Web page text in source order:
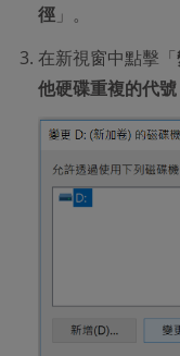
徑 」。
在新視窗中點擊「
他硬碟重複的代號